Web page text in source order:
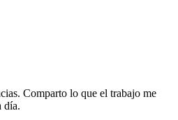
Comparto lo que el trabajo me
día.